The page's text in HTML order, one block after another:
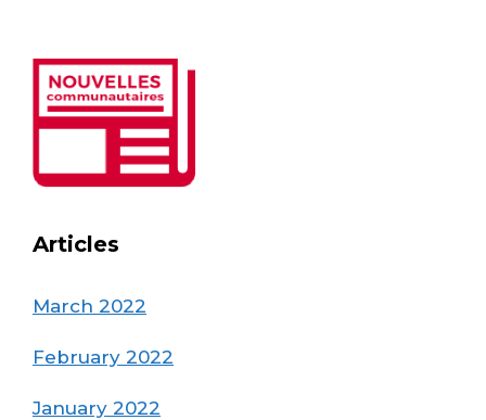
Articles
March 2022
February 2022
January 2022